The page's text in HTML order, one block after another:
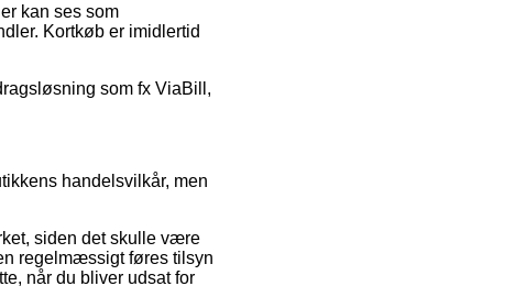
kan ses som
Kortkøb er imidlertid
som fx ViaBill,
handelsvilkår, men
siden det skulle være
regelmæssigt føres tilsyn
når du bliver udsat for